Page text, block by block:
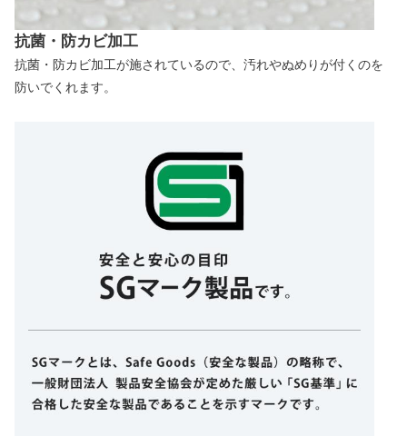
抗菌・防カビ加工
抗菌・防カビ加工が施されているので、汚れやぬめりが付くのを
防いでくれます。